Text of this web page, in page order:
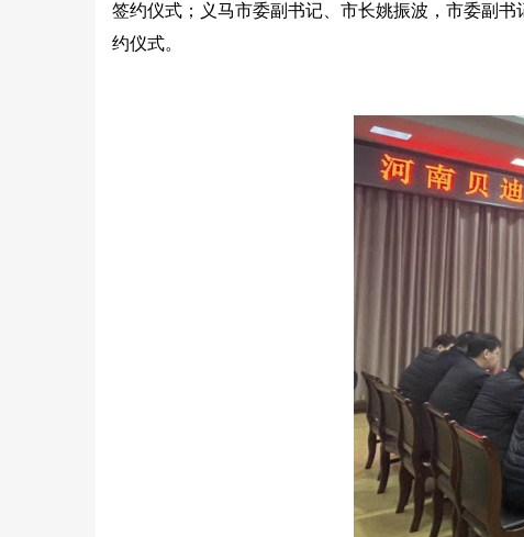
签约仪式；义马市委副书记、市长姚振波，市委副
约仪式。